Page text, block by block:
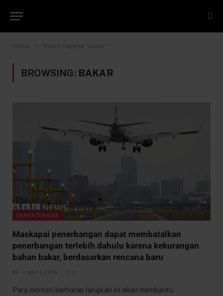
Home Posts Tagged "Bakar"
BROWSING: BAKAR
CERITA TERATAS
Maskapai penerbangan dapat membatalkan
penerbangan terlebih dahulu karena kekurangan
bahan bakar, berdasarkan rencana baru
BY MAY 3, 2026 3
Para menteri berharap langkah ini akan membantu